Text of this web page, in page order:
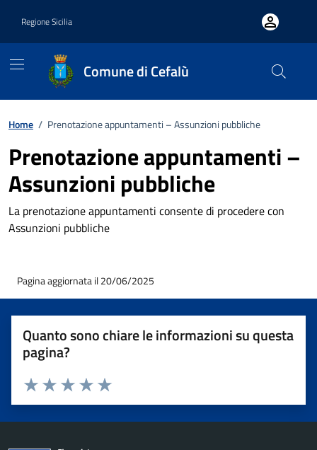
Regione Sicilia
Comune di Cefalù
Home / Prenotazione appuntamenti – Assunzioni pubbliche
Prenotazione appuntamenti –
Assunzioni pubbliche
La prenotazione appuntamenti consente di procedere con
Assunzioni pubbliche
Pagina aggiornata il 20/06/2025
Quanto sono chiare le informazioni su questa
pagina?
Valuta 5 stelle su 5
Valuta 4 stelle su 5
Valuta 3 stelle su 5
Valuta 2 stelle su 5
Valuta 1 stelle su 5